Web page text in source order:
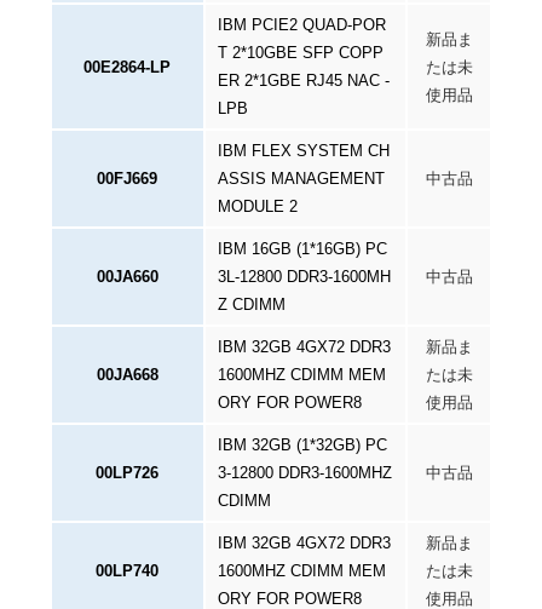
00E2864-LP
IBM PCIE2 QUAD-POR
T 2*10GBE SFP COPP
ER 2*1GBE RJ45 NAC -
LPB
新品ま
たは未
使用品
00FJ669
IBM FLEX SYSTEM CH
ASSIS MANAGEMENT
MODULE 2
中古品
00JA660
IBM 16GB (1*16GB) PC
3L-12800 DDR3-1600MH
Z CDIMM
中古品
00JA668
IBM 32GB 4GX72 DDR3
1600MHZ CDIMM MEM
ORY FOR POWER8
新品ま
たは未
使用品
00LP726
IBM 32GB (1*32GB) PC
3-12800 DDR3-1600MHZ
CDIMM
中古品
00LP740
IBM 32GB 4GX72 DDR3
1600MHZ CDIMM MEM
ORY FOR POWER8
新品ま
たは未
使用品